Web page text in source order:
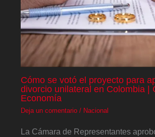
Cómo se votó el proyecto para
divorcio unilateral en Colombia |
Economía
Deja un comentario / Nacional
La Cámara de Representantes